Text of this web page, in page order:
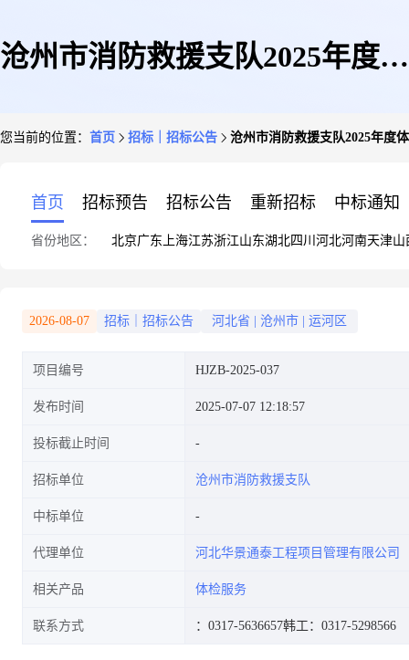
沧州市消防救援支队2025年度体
您当前的位置： 首页 招标｜招标公告 沧州市消防救援支队2025年度
首页 招标预告 招标公告 重新招标 中标通知
省份地区： 北京广东 上海江苏浙江山东湖北四川 河北河南天津山
2026-08-07 招标｜招标公告 河北省 沧州市 运河区
项目编号 HJZB-2025-037
发布时间 2025-07-07 12:18:57
投标截止时间
招标单位 沧州市消防救援支队
中标单位
代理单位 河北华景通泰工程项目管理有限公司
相关产品 体检服务
联系方式 ：0317-5636657韩工：0317-5298566